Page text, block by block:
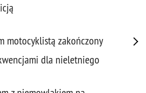
motocyklistą zakończony
dla nieletniego